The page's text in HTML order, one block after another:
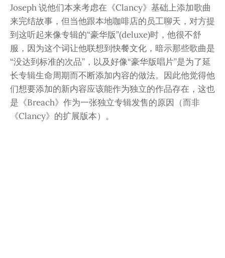
Joseph 说他们本来考虑在《Clancy》基础上添加歌曲
来完结故事，但当他跟本地咖啡店的员工聊天，对方提
到这听起来像专辑的“豪华版”(deluxe)时，他很不舒
服，因为这个词让他联想到快餐文化，暗示那些歌曲是
“没达到标准的次品”，以及好像“豪华版唱片”是为了延
长专辑生命周期而不断添加内容的做法。因此他觉得他
们想要添加的新内容应该能作为独立的作品存在，这也
是《Breach》作为一张独立专辑发售的原因（而非
《Clancy》的扩展版本）。